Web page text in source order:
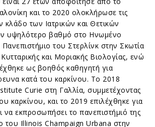
και το 2020 ολοκλήρωσε τις
κλάδο των Ιατρικών και Θετικών
υψηλότερο βαθμό στο Ηνωμένο
του Στερλίνκ στην Σκωτία
και Μοριακής Βιολογίας, ενώ
ως βοηθός καθηγητή για
κατά του καρκίνου. Το 2018
Curie στη Γαλλία, συμμετέχοντας
καρκίνου, και το 2019 επιλέχθηκε για
να εκπροσωπήσει το πανεπιστήμιό της
του Illinois Champaign Urbana στην